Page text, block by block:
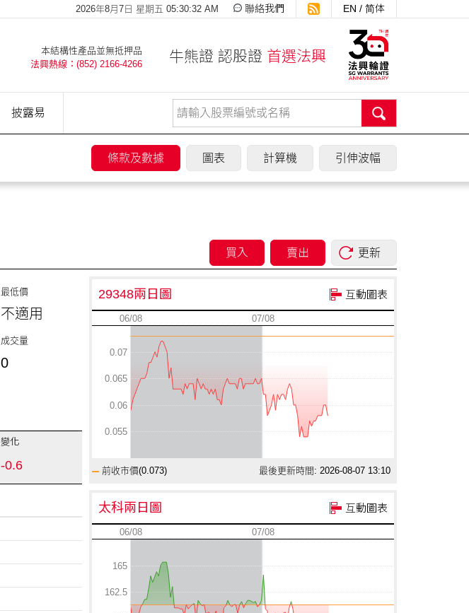
EN / 简体
聯絡我們
2026年8月7日 星期五 05:30:33 AM
牛熊證 認股證 首選法興
本結構性產品並無抵押品
法興熱線：(852) 2166-4266
披露易
條款及數據 圖表 計算機 引伸波幅
買入 賣出 更新
最低價
不適用
成交量
0
變化
-0.6
29348兩日圖 互動圖表
06/08 07/08
0.055
0.06
0.065
0.07
前收市價(0.073) 最後更新時間: 2026-08-07 13:10
太科兩日圖 互動圖表
06/08 07/08
162.5
165